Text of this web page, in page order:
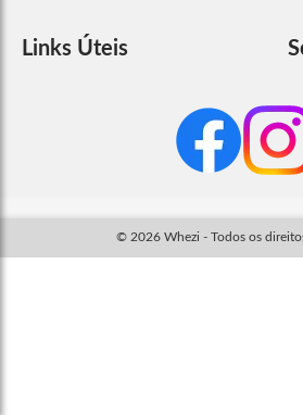
Links Úteis
© 2026 Whezi - Todos os